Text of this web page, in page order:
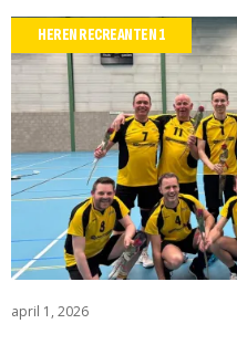
HEREN RECREANTEN 1
april 1, 2026